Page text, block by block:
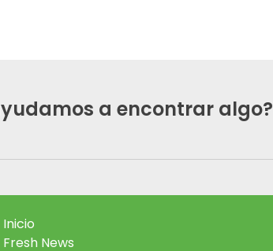
a encontrar algo?
Inicio
Fresh News